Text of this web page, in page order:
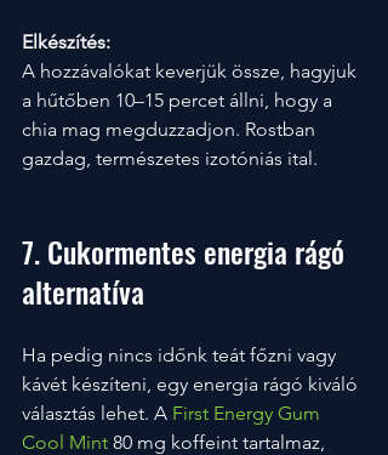
Elkészítés:
A hozzávalókat keverjük össze, hagyjuk
a hűtőben 10–15 percet állni, hogy a
chia mag megduzzadjon. Rostban
gazdag, természetes izotóniás ital.
7. Cukormentes energia rágó
alternatíva
Ha pedig nincs időnk teát főzni vagy
kávét készíteni, egy energia rágó kiváló
választás lehet. A First Energy Gum
Cool Mint 80 mg koffeint tartalmaz,